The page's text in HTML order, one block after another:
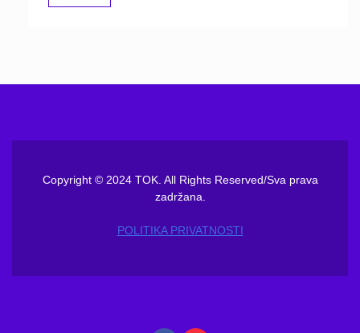
Copyright © 2024 TOK. All Rights Reserved/Sva prava
zadržana.
POLITIKA PRIVATNOSTI